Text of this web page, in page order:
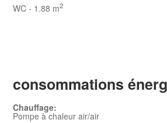
WC - 1.88 m2
consommations
Chauffage:
Pompe à chaleur air/air